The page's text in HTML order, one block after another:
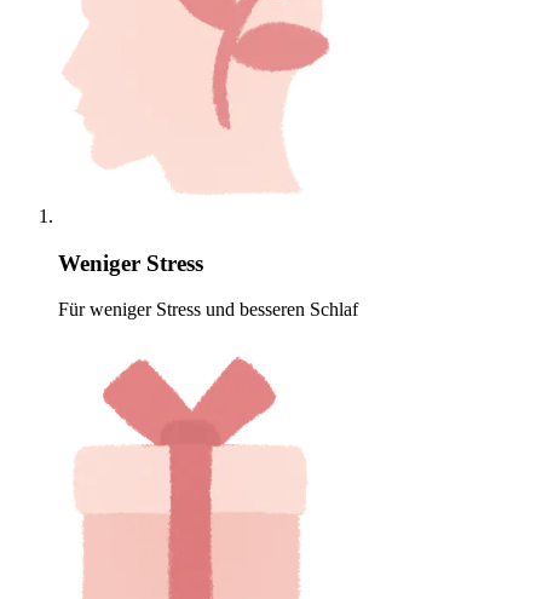
Weniger Stress
Für weniger Stress und besseren Schlaf